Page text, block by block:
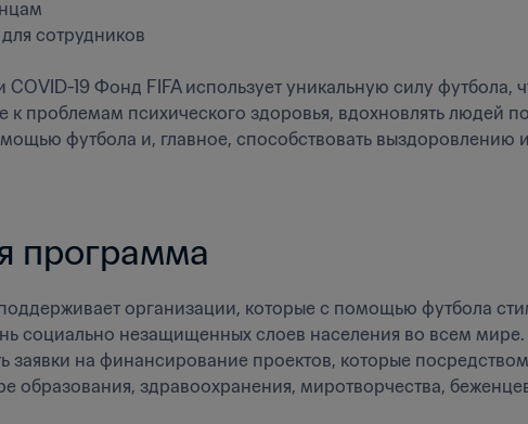
сотрудников
19 Фонд FIFA использует уникальную силу футбола,
к проблемам психического здоровья, вдохновлять людей
футбола и, главное, способствовать выздоровлению
программа
организации, которые с помощью футбола
социально незащищенных слоев населения во всем мире.
заявки на финансирование проектов, которые
образования, здравоохранения, миротворчества,